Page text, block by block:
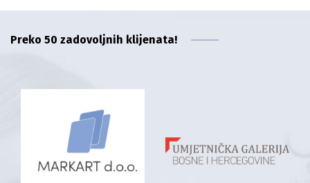
Preko 50 zadovoljnih klijenata!